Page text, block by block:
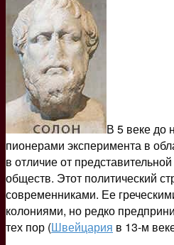
В 5 веке до
пионерами эксперимента в
в отличие от
обществ. Этот политический
современниками. Ее
колониями, но редко
тех пор (Швейцария в 13-м